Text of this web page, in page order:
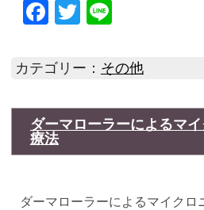
Facebook
Twitter
Line
カテゴリー： その他
ダーマローラーによるマ
療法
ダーマローラーによるマイクロ